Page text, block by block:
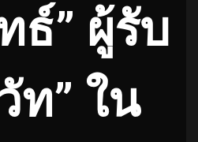
ธ์” ผู้รับ
ท” ใน